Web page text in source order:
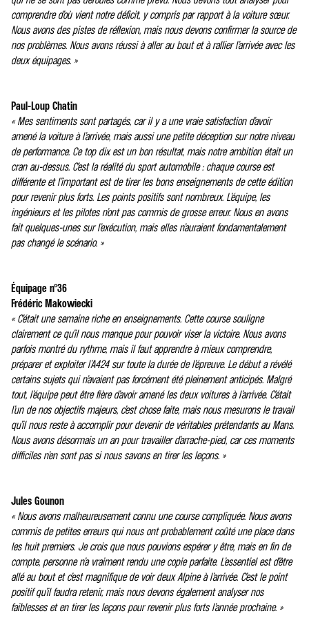
comprendre d’où vient notre déficit, y compris par rapport à la voiture sœur.
Nous avons des pistes de réflexion, mais nous devons confirmer la source de
nos problèmes. Nous avons réussi à aller au bout et à rallier l’arrivée avec les
deux équipages. »
Paul-Loup Chatin
« Mes sentiments sont partagés, car il y a une vraie satisfaction d’avoir
amené la voiture à l’arrivée, mais aussi une petite déception sur notre niveau
de performance. Ce top dix est un bon résultat, mais notre ambition était un
cran au-dessus. C’est la réalité du sport automobile : chaque course est
différente et l’important est de tirer les bons enseignements de cette édition
pour revenir plus forts. Les points positifs sont nombreux. L’équipe, les
ingénieurs et les pilotes n’ont pas commis de grosse erreur. Nous en avons
fait quelques-unes sur l’exécution, mais elles n’auraient fondamentalement
pas changé le scénario. »
Équipage n°36
Frédéric Makowiecki
« C’était une semaine riche en enseignements. Cette course souligne
clairement ce qu’il nous manque pour pouvoir viser la victoire. Nous avons
parfois montré du rythme, mais il faut apprendre à mieux comprendre,
préparer et exploiter l’A424 sur toute la durée de l’épreuve. Le début a révélé
certains sujets qui n’avaient pas forcément été pleinement anticipés. Malgré
tout, l’équipe peut être fière d’avoir amené les deux voitures à l’arrivée. C’était
l’un de nos objectifs majeurs, c’est chose faite, mais nous mesurons le travail
qu’il nous reste à accomplir pour devenir de véritables prétendants au Mans.
Nous avons désormais un an pour travailler d’arrache-pied, car ces moments
difficiles n’en sont pas si nous savons en tirer les leçons. »
Jules Gounon
« Nous avons malheureusement connu une course compliquée. Nous avons
commis de petites erreurs qui nous ont probablement coûté une place dans
les huit premiers. Je crois que nous pouvions espérer y être, mais en fin de
compte, personne n’a vraiment rendu une copie parfaite. L’essentiel est d’être
allé au bout et c’est magnifique de voir deux Alpine à l’arrivée. C’est le point
positif qu’il faudra retenir, mais nous devons également analyser nos
faiblesses et en tirer les leçons pour revenir plus forts l’année prochaine. »